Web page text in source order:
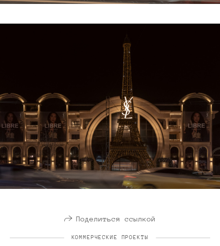
Поделиться ссылкой
КОММЕРЧЕСКИЕ ПРОЕКТЫ